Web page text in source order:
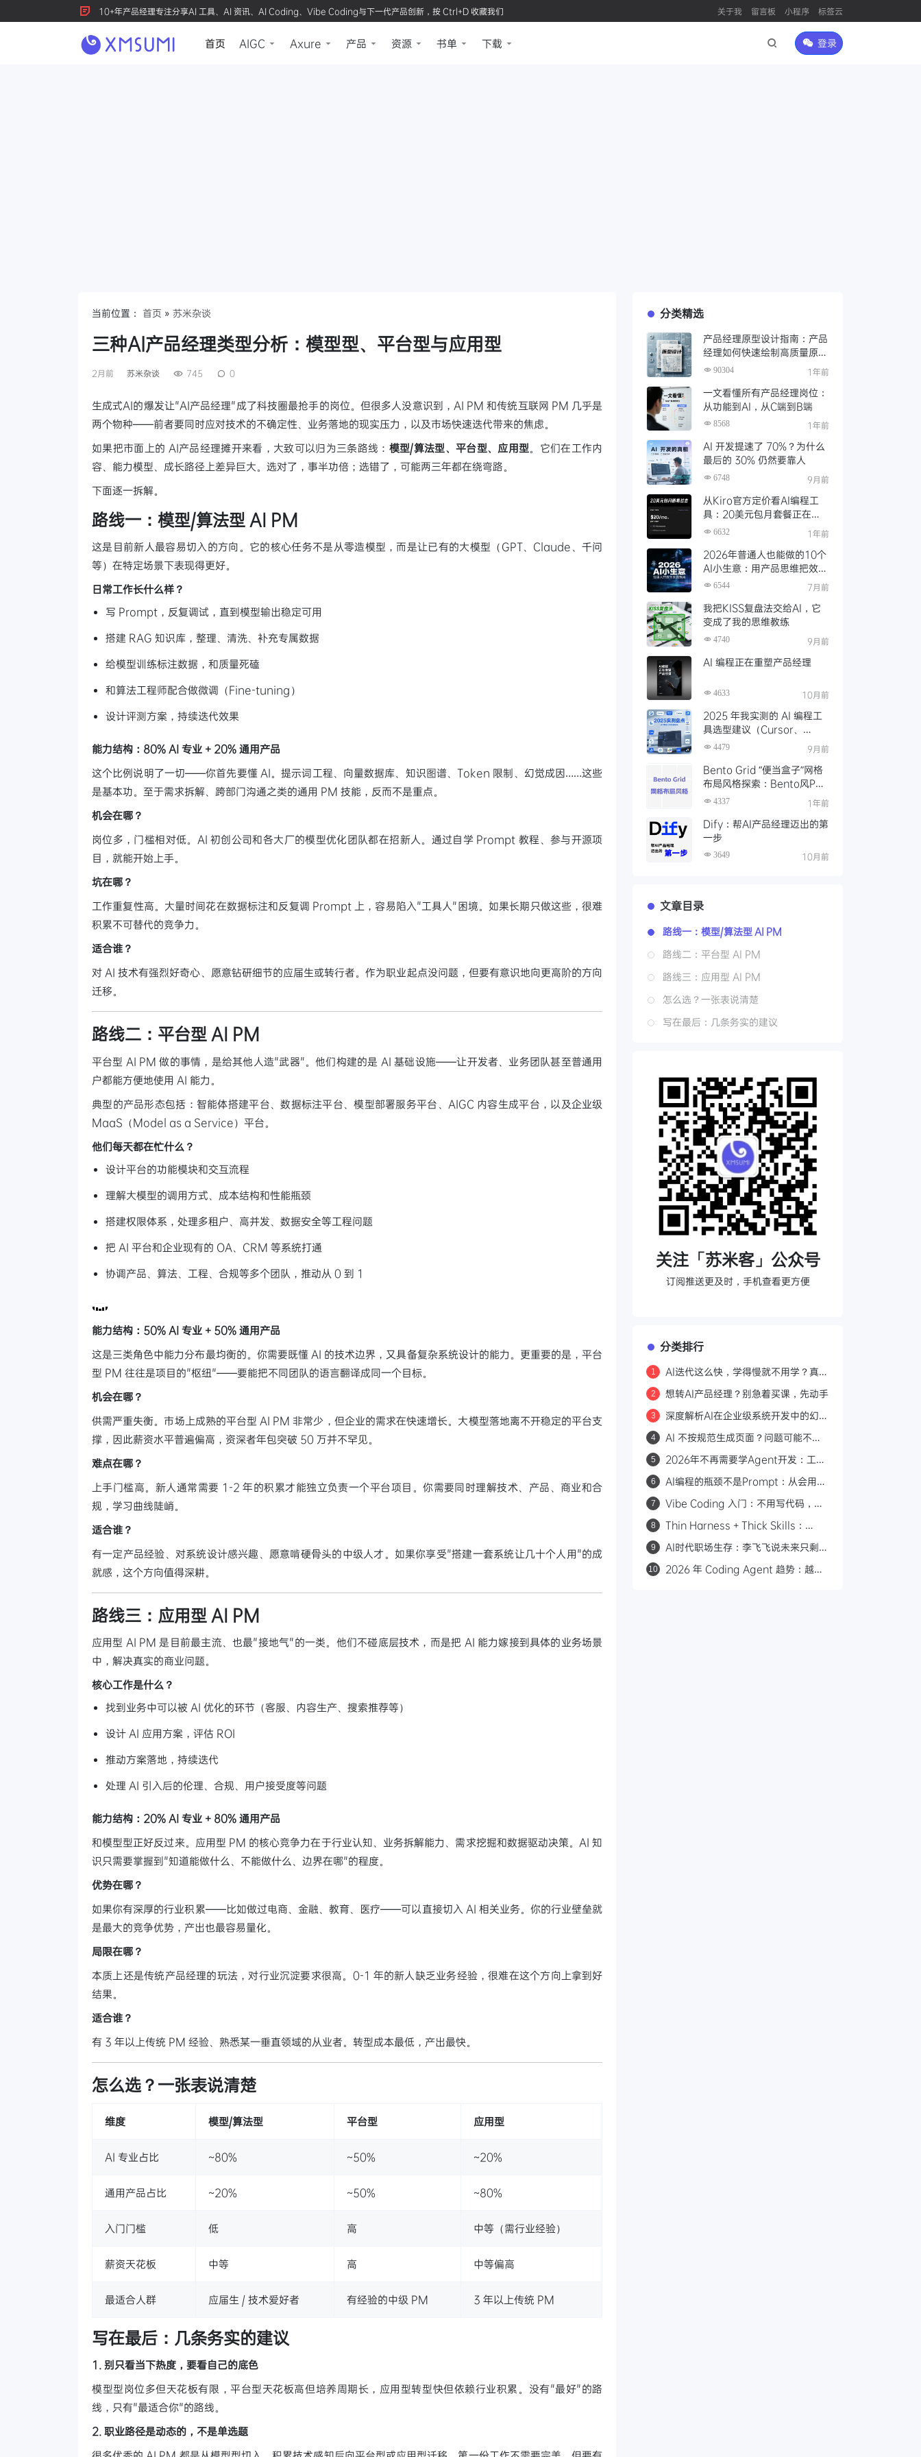
10+年产品经理专注分享AI 工具、AI 资讯、AI Coding、Vibe Coding与下一代产品创新，按 Ctrl+D 收藏我们 关于我 留言板 小程序 标签云
首页 AIGC Axure 产品 资源 书单 下载 登录
当前位置： 首页 » 苏米杂谈
三种AI产品经理类型分析：模型型、平台型与应用型
2月前 苏米杂谈 745 0
生成式AI的爆发让"AI产品经理"成了科技圈最抢手的岗位。但很多人没意识到，AI PM 和传统互联网 PM 几乎是
两个物种——前者要同时应对技术的不确定性、业务落地的现实压力，以及市场快速迭代带来的焦虑。
如果把市面上的 AI产品经理摊开来看，大致可以归为三条路线： 模型/算法型、平台型、应用型 。它们在工作内
容、能力模型、成长路径上差异巨大。选对了，事半功倍；选错了，可能两三年都在绕弯路。
下面逐一拆解。
路线一：模型/算法型 AI PM
这是目前新人最容易切入的方向。它的核心任务不是从零造模型，而是让已有的大模型（GPT、Claude、千问
等）在特定场景下表现得更好。
日常工作长什么样？
写 Prompt，反复调试，直到模型输出稳定可用
搭建 RAG 知识库，整理、清洗、补充专属数据
给模型训练标注数据，和质量死磕
和算法工程师配合做微调（Fine-tuning）
设计评测方案，持续迭代效果
能力结构：80% AI 专业 + 20% 通用产品
这个比例说明了一切——你首先要懂 AI。提示词工程、向量数据库、知识图谱、Token 限制、幻觉成因……这些
是基本功。至于需求拆解、跨部门沟通之类的通用 PM 技能，反而不是重点。
机会在哪？
岗位多，门槛相对低。AI 初创公司和各大厂的模型优化团队都在招新人。通过自学 Prompt 教程、参与开源项
目，就能开始上手。
坑在哪？
工作重复性高。大量时间花在数据标注和反复调 Prompt 上，容易陷入"工具人"困境。如果长期只做这些，很难
积累不可替代的竞争力。
适合谁？
对 AI 技术有强烈好奇心、愿意钻研细节的应届生或转行者。作为职业起点没问题，但要有意识地向更高阶的方向
迁移。
路线二：平台型 AI PM
平台型 AI PM 做的事情，是给其他人造"武器"。他们构建的是 AI 基础设施——让开发者、业务团队甚至普通用
户都能方便地使用 AI 能力。
典型的产品形态包括：智能体搭建平台、数据标注平台、模型部署服务平台、AIGC 内容生成平台，以及企业级
MaaS（Model as a Service）平台。
他们每天都在忙什么？
设计平台的功能模块和交互流程
理解大模型的调用方式、成本结构和性能瓶颈
搭建权限体系，处理多租户、高并发、数据安全等工程问题
把 AI 平台和企业现有的 OA、CRM 等系统打通
协调产品、算法、工程、合规等多个团队，推动从 0 到 1
能力结构：50% AI 专业 + 50% 通用产品
这是三类角色中能力分布最均衡的。你需要既懂 AI 的技术边界，又具备复杂系统设计的能力。更重要的是，平台
型 PM 往往是项目的"枢纽"——要能把不同团队的语言翻译成同一个目标。
机会在哪？
供需严重失衡。市场上成熟的平台型 AI PM 非常少，但企业的需求在快速增长。大模型落地离不开稳定的平台支
撑，因此薪资水平普遍偏高，资深者年包突破 50 万并不罕见。
难点在哪？
上手门槛高。新人通常需要 1-2 年的积累才能独立负责一个平台项目。你需要同时理解技术、产品、商业和合
规，学习曲线陡峭。
适合谁？
有一定产品经验、对系统设计感兴趣、愿意啃硬骨头的中级人才。如果你享受"搭建一套系统让几十个人用"的成
就感，这个方向值得深耕。
路线三：应用型 AI PM
应用型 AI PM 是目前最主流、也最"接地气"的一类。他们不碰底层技术，而是把 AI 能力嫁接到具体的业务场景
中，解决真实的商业问题。
核心工作是什么？
找到业务中可以被 AI 优化的环节（客服、内容生产、搜索推荐等）
设计 AI 应用方案，评估 ROI
推动方案落地，持续迭代
处理 AI 引入后的伦理、合规、用户接受度等问题
能力结构：20% AI 专业 + 80% 通用产品
和模型型正好反过来。应用型 PM 的核心竞争力在于行业认知、业务拆解能力、需求挖掘和数据驱动决策。AI 知
识只需要掌握到"知道能做什么、不能做什么、边界在哪"的程度。
优势在哪？
如果你有深厚的行业积累——比如做过电商、金融、教育、医疗——可以直接切入 AI 相关业务。你的行业壁垒就
是最大的竞争优势，产出也最容易量化。
局限在哪？
本质上还是传统产品经理的玩法，对行业沉淀要求很高。0-1 年的新人缺乏业务经验，很难在这个方向上拿到好
结果。
适合谁？
有 3 年以上传统 PM 经验、熟悉某一垂直领域的从业者。转型成本最低，产出最快。
怎么选？一张表说清楚
维度 模型/算法型 平台型 应用型
AI 专业占比 ~80% ~50% ~20%
通用产品占比 ~20% ~50% ~80%
入门门槛 低 高 中等（需行业经验）
薪资天花板 中等 高 中等偏高
最适合人群 应届生 / 技术爱好者 有经验的中级 PM 3 年以上传统 PM
写在最后：几条务实的建议
1. 别只看当下热度，要看自己的底色
模型型岗位多但天花板有限，平台型天花板高但培养周期长，应用型转型快但依赖行业积累。没有"最好"的路
线，只有"最适合你"的路线。
2. 职业路径是动态的，不是单选题
分类精选
产品经理原型设计指南：产品
经理如何快速绘制高质量原
型？（附步骤与资源）
90304 1年前
一文看懂所有产品经理岗位：
从功能到AI，从C端到B端
8568 1年前
AI 开发提速了 70%？为什么
最后的 30% 仍然要靠人
6748 9月前
从Kiro官方定价看AI编程工
具：20美元包月套餐正在成
为过去式
6632 1年前
2026年普通人也能做的10个
AI小生意：用产品思维把效率
变成现金
6544 7月前
我把KISS复盘法交给AI，它
变成了我的思维教练
4740 9月前
AI 编程正在重塑产品经理
4633 10月前
2025 年我实测的 AI 编程工
具选型建议（Cursor、
Claude Code、Codex、
4479 9月前
Bento Grid “便当盒子”网格
布局风格探索：Bento风PPT
实战4337 1年前
Dify：帮AI产品经理迈出的第
一步
3649 10月前
文章目录
路线一：模型/算法型 AI PM
路线二：平台型 AI PM
路线三：应用型 AI PM
怎么选？一张表说清楚
写在最后：几条务实的建议
关注「苏米客」公众号
订阅推送更及时，手机查看更方便
分类排行
1
AI迭代这么快，学得慢就不用学？真正
2 想转AI产品经理？别急着买课，先动手
3
深度解析AI在企业级系统开发中的幻觉
4
AI 不按规范生成页面？问题可能不在
5
2026年不再需要学Agent开发：工作
6
AI编程的瓶颈不是Prompt：从会用工
7
Vibe Coding 入门：不用写代码，用
8
Thin Harness + Thick Skills：
资产
9
AI时代职场生存：李飞飞说未来只剩两
10
2026 年 Coding Agent 趋势：越能